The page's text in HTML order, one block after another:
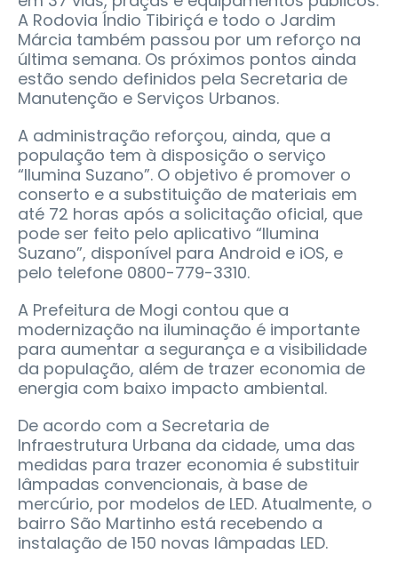
A Rodovia Índio Tibiriçá e todo o Jardim
Márcia também passou por um reforço na
última semana. Os próximos pontos ainda
estão sendo definidos pela Secretaria de
Manutenção e Serviços Urbanos.
A administração reforçou, ainda, que a
população tem à disposição o serviço
“Ilumina Suzano”. O objetivo é promover o
conserto e a substituição de materiais em
até 72 horas após a solicitação oficial, que
pode ser feito pelo aplicativo “Ilumina
Suzano”, disponível para Android e iOS, e
pelo telefone 0800-779-3310.
A Prefeitura de Mogi contou que a
modernização na iluminação é importante
para aumentar a segurança e a visibilidade
da população, além de trazer economia de
energia com baixo impacto ambiental.
De acordo com a Secretaria de
Infraestrutura Urbana da cidade, uma das
medidas para trazer economia é substituir
lâmpadas convencionais, à base de
mercúrio, por modelos de LED. Atualmente, o
bairro São Martinho está recebendo a
instalação de 150 novas lâmpadas LED.